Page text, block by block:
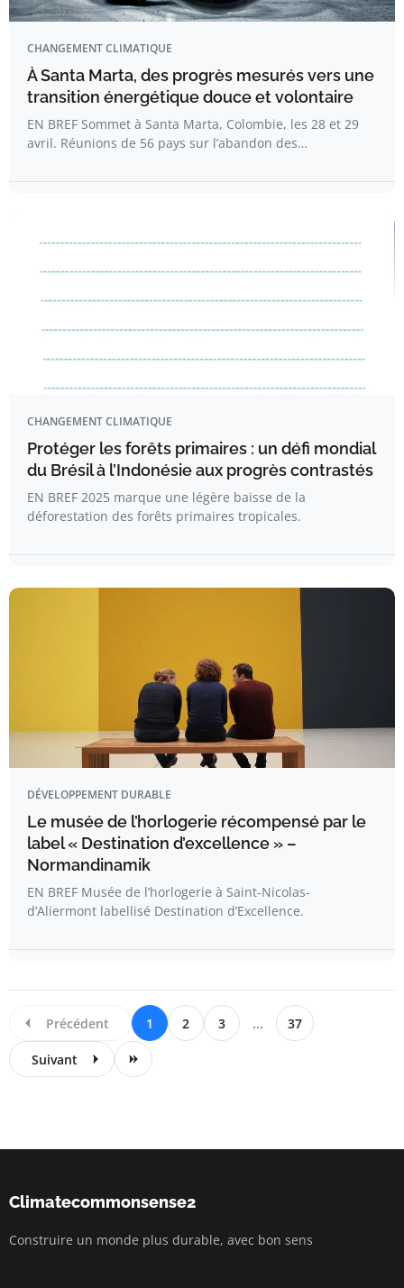
CHANGEMENT CLIMATIQUE
À Santa Marta, des progrès mesurés vers une
transition énergétique douce et volontaire
EN BREF Sommet à Santa Marta, Colombie, les 28 et 29
avril. Réunions de 56 pays sur l’abandon des…
CHANGEMENT CLIMATIQUE
Protéger les forêts primaires : un défi mondial
du Brésil à l’Indonésie aux progrès contrastés
EN BREF 2025 marque une légère baisse de la
déforestation des forêts primaires tropicales.
DÉVELOPPEMENT DURABLE
Le musée de l’horlogerie récompensé par le
label « Destination d’excellence » –
Normandinamik
EN BREF Musée de l’horlogerie à Saint-Nicolas-
d’Aliermont labellisé Destination d’Excellence.
Précédent 1 2 3 ... 37
Suivant
Climatecommonsense2
Construire un monde plus durable, avec bon sens